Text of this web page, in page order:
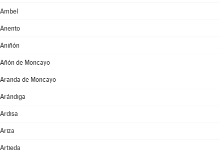
Ambel
Anento
Aniñón
Añón de Moncayo
Aranda de Moncayo
Arándiga
Ardisa
Ariza
Artieda